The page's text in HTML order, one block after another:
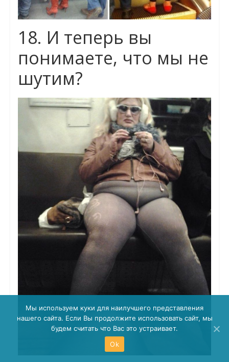
18. И теперь вы
понимаете, что мы не
шутим?
Мы используем куки для наилучшего представления
нашего сайта. Если Вы продолжите использовать сайт, мы
будем считать что Вас это устраивает.
Ok